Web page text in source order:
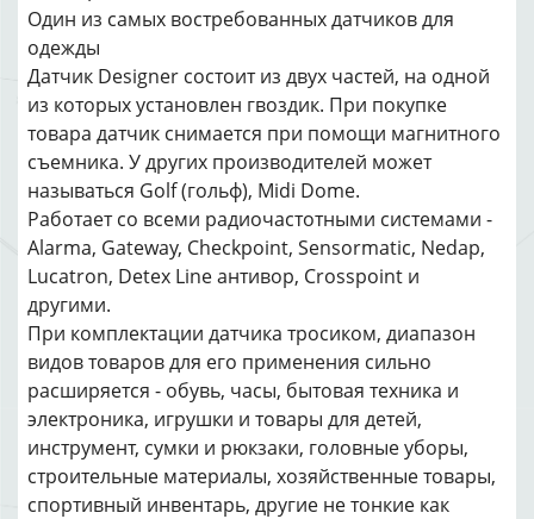
Один из самых востребованных датчиков для
одежды
Датчик Designer состоит из двух частей, на одной
из которых установлен гвоздик. При покупке
товара датчик снимается при помощи магнитного
съемника. У других производителей может
называться Golf (гольф), Midi Dome.
Работает со всеми радиочастотными системами -
Alarma, Gateway, Checkpoint, Sensormatic, Nedap,
Lucatron, Detex Line антивор, Crosspoint и
другими.
При комплектации датчика тросиком, диапазон
видов товаров для его применения сильно
расширяется - обувь, часы, бытовая техника и
электроника, игрушки и товары для детей,
инструмент, сумки и рюкзаки, головные уборы,
строительные материалы, хозяйственные товары,
спортивный инвентарь, другие не тонкие как